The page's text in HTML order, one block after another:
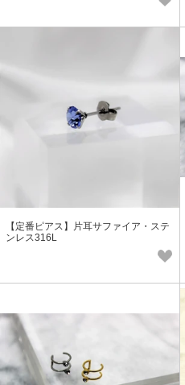
【定番ピアス】片耳サファイア・ステ
ンレス316L